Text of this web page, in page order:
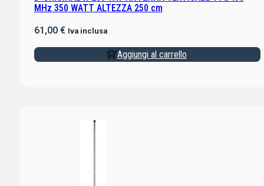
MHz 350 WATT ALTEZZA 250 cm
61,00 € Iva inclusa
Aggiungi al carrello